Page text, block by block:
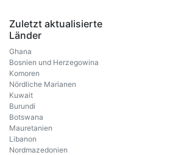
Zuletzt aktualisierte
Länder
Ghana
Bosnien und Herzegowina
Komoren
Nördliche Marianen
Kuwait
Burundi
Botswana
Mauretanien
Libanon
Nordmazedonien